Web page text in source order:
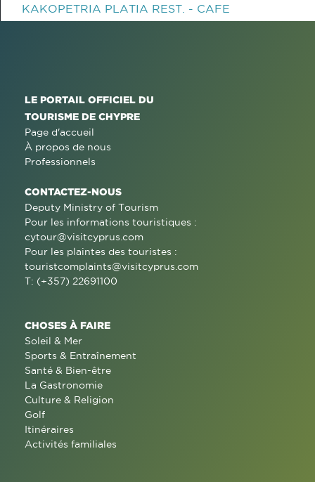
KAKOPETRIA PLATIA REST. - CAFE
LE PORTAIL OFFICIEL DU
TOURISME DE CHYPRE
Page d'accueil
À propos de nous
Professionnels
CONTACTEZ-NOUS
Deputy Ministry of Tourism
Pour les informations touristiques :
cytour@visitcyprus.com
Pour les plaintes des touristes :
touristcomplaints@visitcyprus.com
T: (+357) 22691100
CHOSES À FAIRE
Soleil & Mer
Sports & Entraînement
Santé & Bien-être
La Gastronomie
Culture & Religion
Golf
Itinéraires
Activités familiales